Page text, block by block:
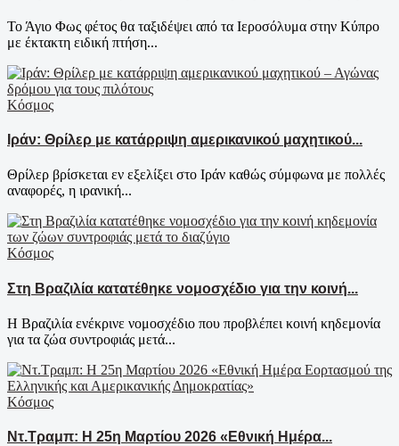
Το Άγιο Φως φέτος θα ταξιδέψει από τα Ιεροσόλυμα στην Κύπρο
με έκτακτη ειδική πτήση...
Κόσμος
Ιράν: Θρίλερ με κατάρριψη αμερικανικού μαχητικού...
Θρίλερ βρίσκεται εν εξελίξει στο Ιράν καθώς σύμφωνα με πολλές
αναφορές, η ιρανική...
Κόσμος
Στη Βραζιλία κατατέθηκε νομοσχέδιο για την κοινή...
Η Βραζιλία ενέκρινε νομοσχέδιο που προβλέπει κοινή κηδεμονία
για τα ζώα συντροφιάς μετά...
Κόσμος
Ντ.Τραμπ: Η 25η Μαρτίου 2026 «Εθνική Ημέρα...